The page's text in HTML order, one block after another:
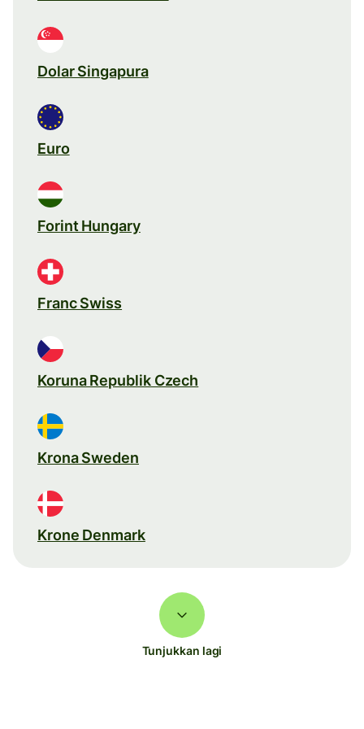
Dolar Singapura
Euro
Forint Hungary
Franc Swiss
Koruna Republik Czech
Krona Sweden
Krone Denmark
Tunjukkan lagi